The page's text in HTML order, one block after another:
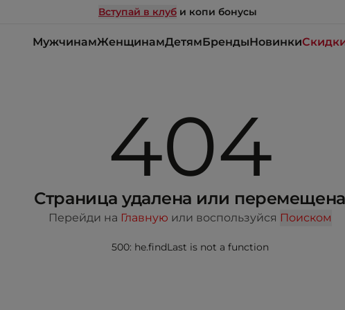
Вступай в клуб и копи бонусы
МужчинамЖенщинамДетямБрендыНовинки
404
Страница удалена или перемещена
Перейди на Главную или воспользуйся Поиском
500: he.findLast is not a function